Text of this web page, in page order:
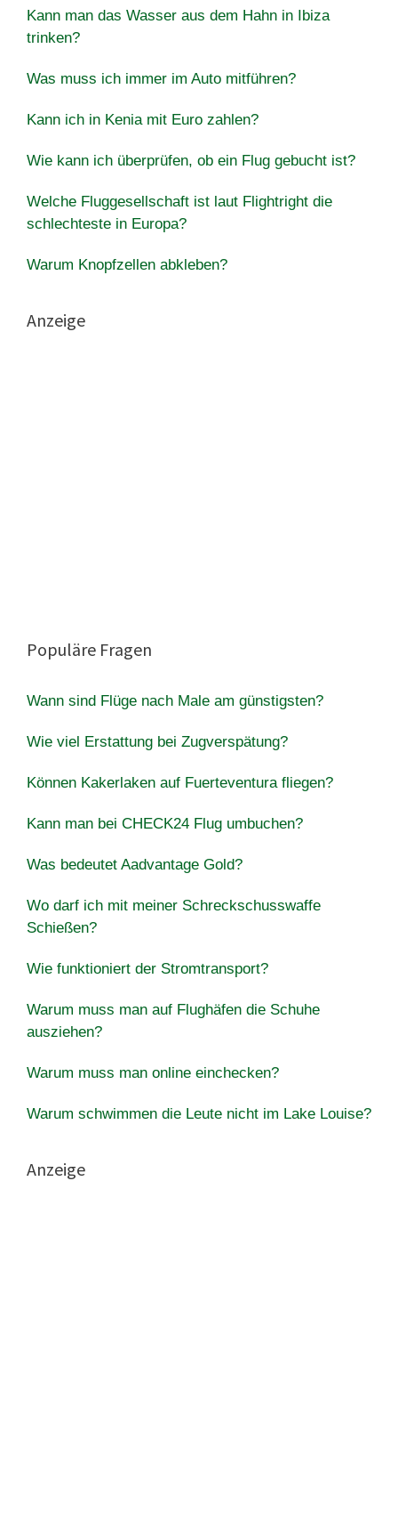
Kann man das Wasser aus dem Hahn in Ibiza
trinken?
Was muss ich immer im Auto mitführen?
Kann ich in Kenia mit Euro zahlen?
Wie kann ich überprüfen, ob ein Flug gebucht ist?
Welche Fluggesellschaft ist laut Flightright die
schlechteste in Europa?
Warum Knopfzellen abkleben?
Anzeige
Populäre Fragen
Wann sind Flüge nach Male am günstigsten?
Wie viel Erstattung bei Zugverspätung?
Können Kakerlaken auf Fuerteventura fliegen?
Kann man bei CHECK24 Flug umbuchen?
Was bedeutet Aadvantage Gold?
Wo darf ich mit meiner Schreckschusswaffe
Schießen?
Wie funktioniert der Stromtransport?
Warum muss man auf Flughäfen die Schuhe
ausziehen?
Warum muss man online einchecken?
Warum schwimmen die Leute nicht im Lake Louise?
Anzeige